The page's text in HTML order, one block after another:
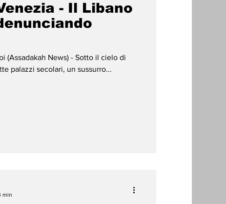
Tradizioni Storia
Umani
- Il Libano
News) - Sotto il cielo di
palazzi secolari, un sussurro...
min